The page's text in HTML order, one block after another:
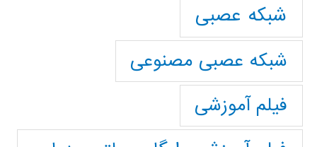
شبکه عصبی
شبکه عصبی مصنوعی
فیلم آموزشی